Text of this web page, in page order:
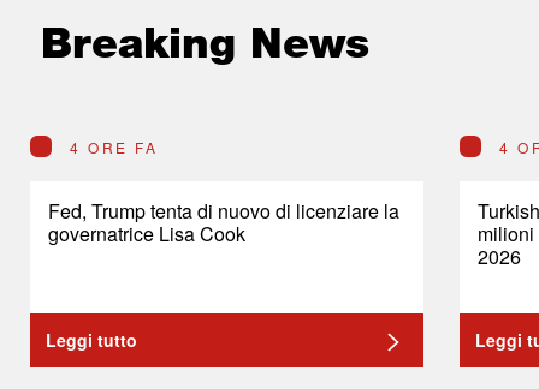
Breaking News
4 ORE FA
Fed, Trump tenta di nuovo di licenziare la
governatrice Lisa Cook
Leggi tutto
4
2026
Leggi